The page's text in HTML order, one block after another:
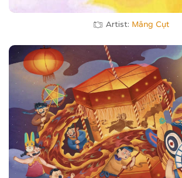
Artist: Măng Cụt